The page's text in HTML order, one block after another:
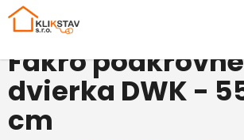
Prejsť
Fakro podkrovné
dvierka DWK -
cm